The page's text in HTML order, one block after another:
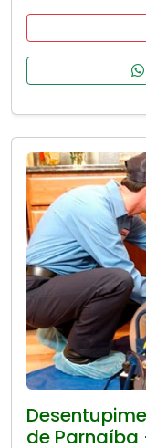
de Parnaíba